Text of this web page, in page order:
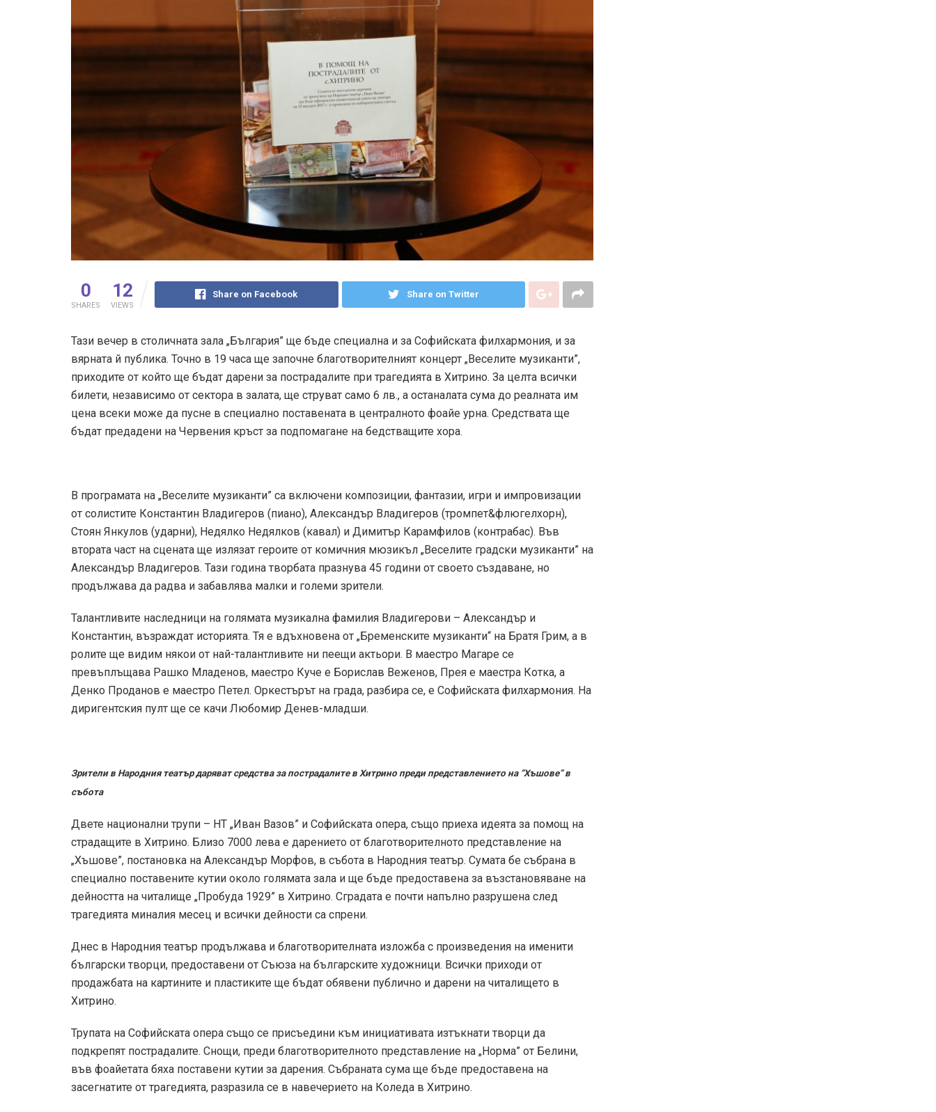
0
SHARES
12
VIEWS
Share on Facebook Share on Twitter
Тази вечер в столичната зала „България” ще бъде специална и за Софийската филхармония, и за
вярната й публика. Точно в 19 часа ще започне благотворителният концерт „Веселите музиканти”,
приходите от който ще бъдат дарени за пострадалите при трагедията в Хитрино. За целта всички
билети, независимо от сектора в залата, ще струват само 6 лв., а останалата сума до реалната им
цена всеки може да пусне в специално поставената в централното фоайе урна. Средствата ще
бъдат предадени на Червения кръст за подпомагане на бедстващите хора.
В програмата на „Веселите музиканти” са включени композиции, фантазии, игри и импровизации
от солистите Константин Владигеров (пиано), Александър Владигеров (тромпет&флюгелхорн),
Стоян Янкулов (ударни), Недялко Недялков (кавал) и Димитър Карамфилов (контрабас). Във
втората част на сцената ще излязат героите от комичния мюзикъл „Веселите градски музиканти” на
Александър Владигеров. Тази година творбата празнува 45 години от своето създаване, но
продължава да радва и забавлява малки и големи зрители.
Талантливите наследници на голямата музикална фамилия Владигерови – Александър и
Константин, възраждат историята. Тя е вдъхновена от „Бременските музиканти“ на Братя Грим, а в
ролите ще видим някои от най-талантливите ни пеещи актьори. В маестро Магаре се
превъплъщава Рашко Младенов, маестро Куче е Борислав Веженов, Прея е маестра Котка, а
Денко Проданов е маестро Петел. Оркестърът на града, разбира се, е Софийската филхармония. На
диригентския пулт ще се качи Любомир Денев-младши.
Зрители в Народния театър даряват средства за пострадалите в Хитрино преди представлението на “Хъшове” в
събота
Двете национални трупи – НТ „Иван Вазов” и Софийската опера, също приеха идеята за помощ на
страдащите в Хитрино. Близо 7000 лева е дарението от благотворителното представление на
„Хъшове”, постановка на Александър Морфов, в събота в Народния театър. Сумата бе събрана в
специално поставените кутии около голямата зала и ще бъде предоставена за възстановяване на
дейността на читалище „Пробуда 1929” в Хитрино. Сградата е почти напълно разрушена след
трагедията миналия месец и всички дейности са спрени.
Днес в Народния театър продължава и благотворителната изложба с произведения на именити
български творци, предоставени от Съюза на българските художници. Всички приходи от
продажбата на картините и пластиките ще бъдат обявени публично и дарени на читалището в
Хитрино.
Трупата на Софийската опера също се присъедини към инициативата изтъкнати творци да
подкрепят пострадалите. Снощи, преди благотворителното представление на „Норма” от Белини,
във фоайетата бяха поставени кутии за дарения. Събраната сума ще бъде предоставена на
засегнатите от трагедията, разразила се в навечерието на Коледа в Хитрино.